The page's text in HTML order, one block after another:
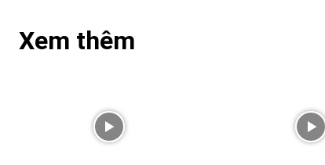
Xem thêm